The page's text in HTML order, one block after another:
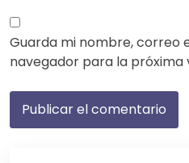
Guarda mi nombre, correo
navegador para la próxima